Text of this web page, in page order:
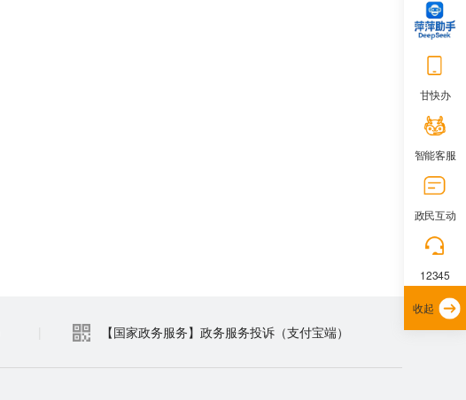
【国家政务服务】政务服务投诉（支付宝端）
甘快办
智能客服
政民互动
12345
收起